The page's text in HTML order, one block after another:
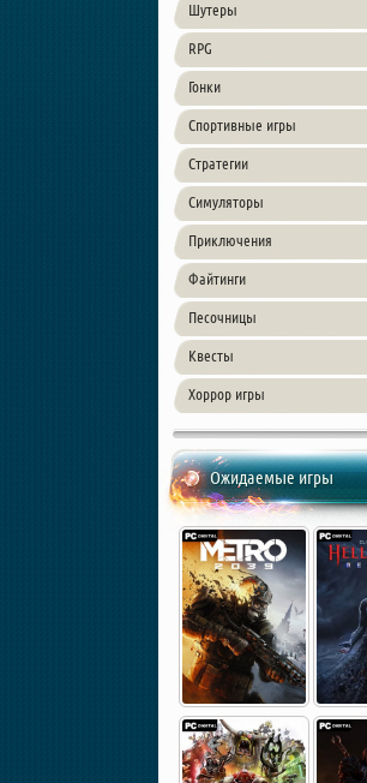
Шутеры
RPG
Гонки
Спортивные игры
Стратегии
Симуляторы
Приключения
Файтинги
Песочницы
Квесты
Хоррор игры
Ожидаемые игры